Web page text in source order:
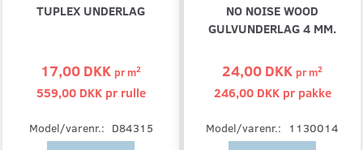
TUPLEX UNDERLAG
17,00 DKK prm2
559,00 DKK pr rulle
Model/varenr.: D84315
NO NOISE WOOD
GULVUNDERLAG 4 MM.
24,00 DKK prm2
246,00 DKK pr pakke
Model/varenr.: 1130014